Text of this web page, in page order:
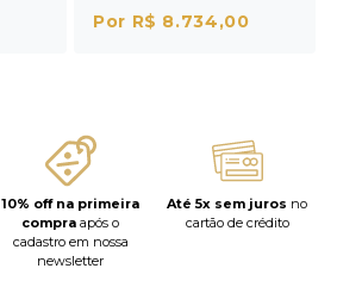
Por R$ 8.734,00
10% off na primeira
compra após o
cadastro em nossa
newsletter
Até 5x sem juros no
cartão de crédito